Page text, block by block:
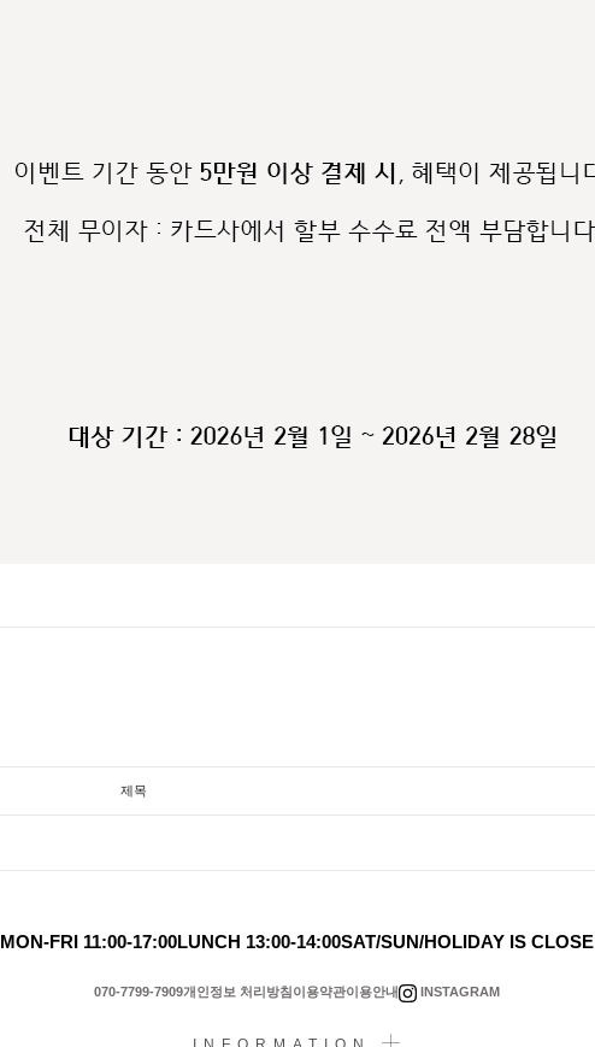
제목
MON-FRI 11:00-17:00LUNCH 13:00-14:00SAT/SUN/HOLIDAY IS CLOSE
070-7799-7909개인정보 처리방침 이용약관이용안내 INSTAGRAM